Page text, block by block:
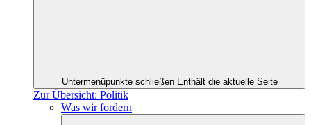
Untermenüpunkte schließen Enthält die aktuelle Seite
Zur Übersicht: Politik
Was wir fordern